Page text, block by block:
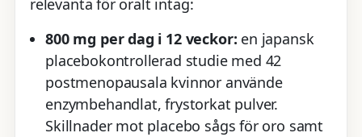
relevanta för oralt intag:
800 mg per dag i 12 veckor: en japansk
placebokontrollerad studie med 42
postmenopausala kvinnor använde
enzymbehandlat, frystorkat pulver.
Skillnader mot placebo sågs för oro samt